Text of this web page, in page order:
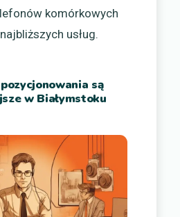
komórkowych
usług.
są
w Białymstoku